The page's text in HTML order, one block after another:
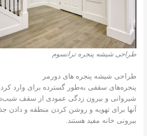
طراحی شیشه پنجره ترانسوم
طراحی شیشه پنجره های دورمر
پنجره‌های سقفی به‌طور گسترده برای وارد
شیروانی و بیرون زدگی عمودی از سقف
آنها برای تهویه و روشن کردن منطقه و دادن
بیرونی خانه مفید هستند.